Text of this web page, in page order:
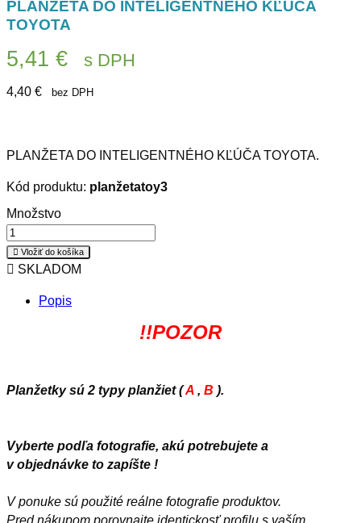
PLANŽETA DO INTELIGENTNÉHO KĽÚČA
TOYOTA
5,41 € s DPH
4,40 € bez DPH
PLANŽETA DO INTELIGENTNÉHO KĽÚČA TOYOTA.
Kód produktu: planžetatoy3
Množstvo
 Vložiť do košíka
 SKLADOM
Popis
!!POZOR
Planžetky sú 2 typy planžiet (A , B ).
Vyberte podľa fotografie, akú potrebujete a
v objednávke to zapíšte !
V ponuke sú použité reálne fotografie produktov.
Pred nákupom porovnajte identickosť profilu s vaším